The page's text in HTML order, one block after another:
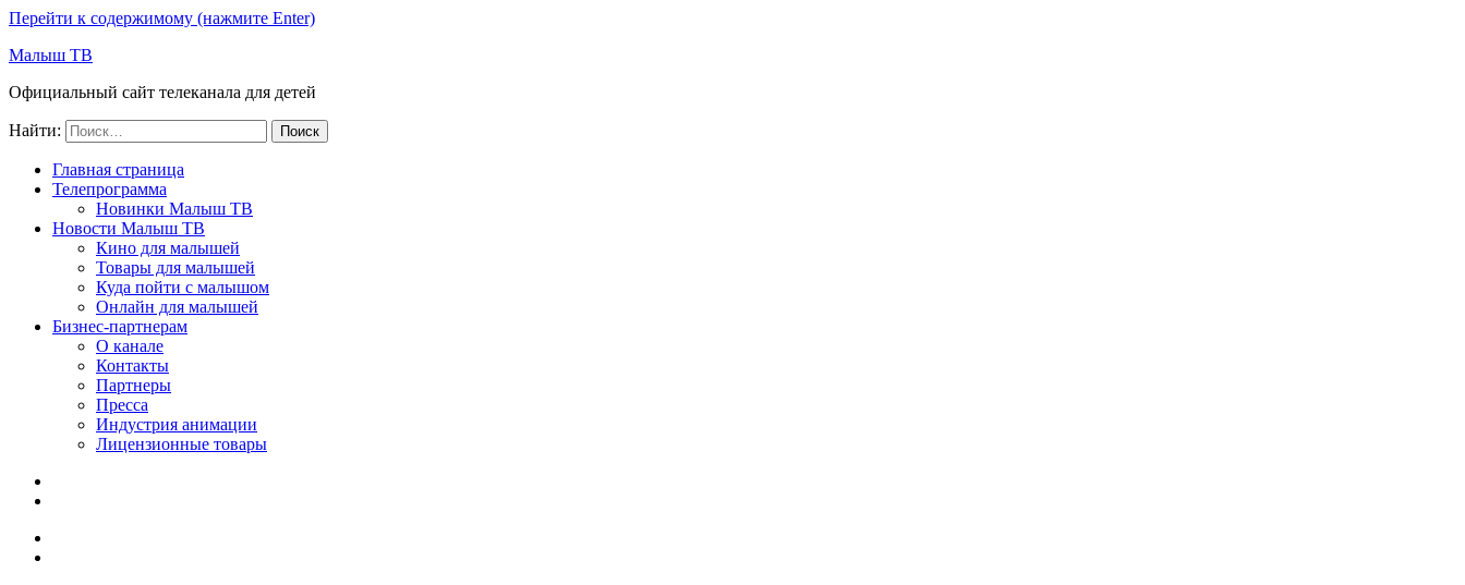
Перейти к содержимому (нажмите Enter)
Малыш ТВ
Официальный сайт телеканала для детей
Найти:
Главная страница
Телепрограмма
Новинки Малыш ТВ
Новости Малыш ТВ
Кино для малышей
Товары для малышей
Куда пойти с малышом
Онлайн для малышей
Бизнес-партнерам
О канале
Контакты
Партнеры
Пресса
Индустрия анимации
Лицензионные товары